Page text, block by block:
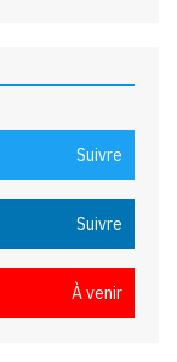
Suivre
Suivre
À venir